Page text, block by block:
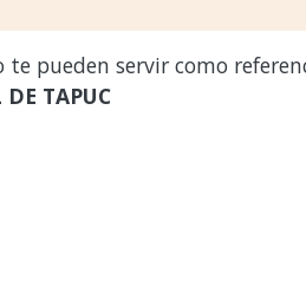
pueden servir como
TAPUC